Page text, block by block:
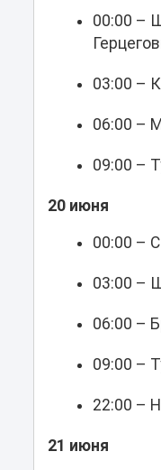
00:00 –
03:00 –
06:00 –
09:00 –
20 июня
00:00 –
03:00 –
06:00 –
09:00 –
22:00 –
21 июня